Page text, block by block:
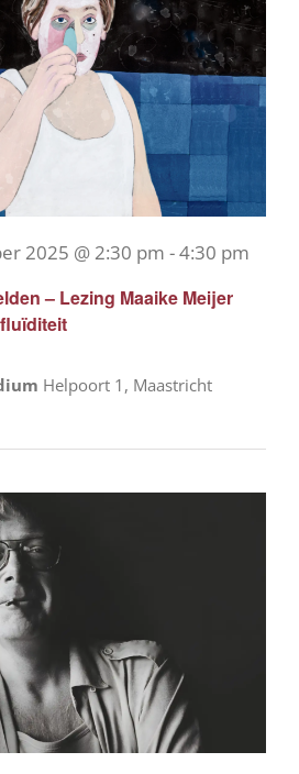
– Lezing Maaike Meijer
2025 @ 2:30 pm -4:30 pm
Helpoort 1, Maastricht